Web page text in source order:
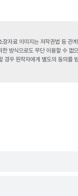
장자료 이미지는 저작권법 등 관
방식으로도 무단 이용할 수 없으
경우 원작자에게 별도의 동의를